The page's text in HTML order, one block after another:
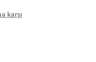
karşı